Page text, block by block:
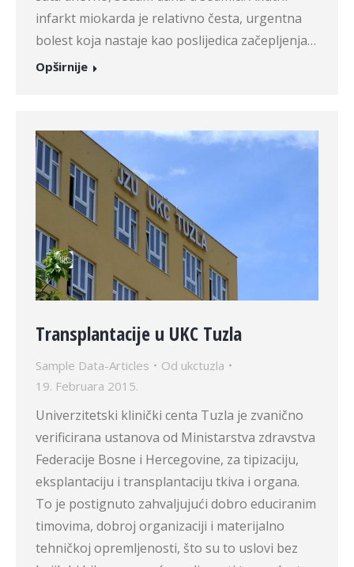
infarkt miokarda je relativno česta, urgentna
bolest koja nastaje kao poslijedica začepljenja…
Opširnije
Transplantacije u UKC Tuzla
Sample Data-Articles Od ukctuzla
19. Februara 2015.
Univerzitetski klinički centa Tuzla je zvanično
verificirana ustanova od Ministarstva zdravstva
Federacije Bosne i Hercegovine, za tipizaciju,
eksplantaciju i transplantaciju tkiva i organa.
To je postignuto zahvaljujući dobro educiranim
timovima, dobroj organizaciji i materijalno
tehničkoj opremljenosti, što su to uslovi bez